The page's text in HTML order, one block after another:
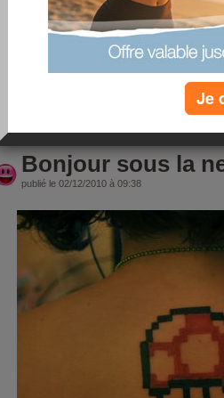
Pour les nouvelles, j'ai déménagé, j'habites à
semaine! :-) J'en profites de cette nouvelle vie
Au plaisir de vous relire! :-)
Bonjour sous la
publié le 02/12/2010 à 09:38
Je